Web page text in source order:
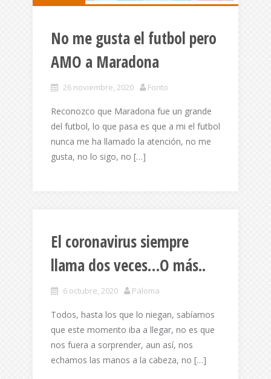
No me gusta el futbol pero
AMO a Maradona
26 noviembre, 2020 Forito
Reconozco que Maradona fue un grande
del futbol, lo que pasa es que a mi el futbol
nunca me ha llamado la atención, no me
gusta, no lo sigo, no […]
El coronavirus siempre
llama dos veces…O más..
6 octubre, 2020 Paloma
Todos, hasta los que lo niegan, sabíamos
que este momento iba a llegar, no es que
nos fuera a sorprender, aun así, nos
echamos las manos a la cabeza, no […]